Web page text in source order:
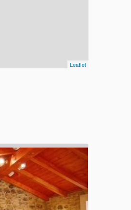
Leaflet